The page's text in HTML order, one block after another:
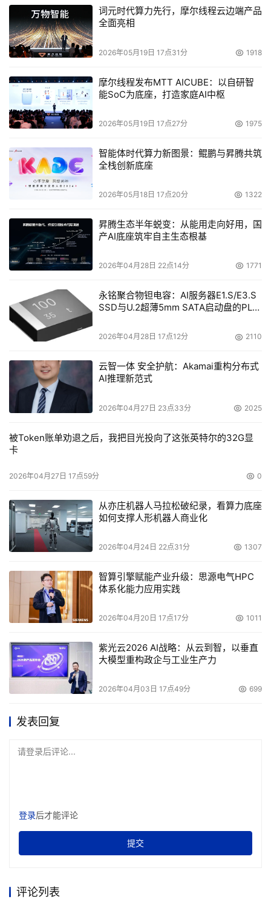
管理IT资源，最终达到IT与业务发展相一致的理想状态。HP
整合Novadigm和Consera软件技术的主要原因包括：
Novadigm在自动化变化管理软件市场已经建立起领先的优
势；整合后的解决方案能够涉及开发与应用平台、操作系统
和硬件供应商；这些技术是目前HP OpenView管理软件以
及根据HP IT服务管理参考模型发展起来的HP服务产品的有
益补充；自动化的管理能力与HP虚拟化解决方案相结合，
将能够为用户提供更高的IT效率、利用率和投资回报；此次
些，都是HP帮助用户获得更大灵活性的发展战略的关键因
素。
的价格收购Novadigm公司的流通股。对Novadigm和
Consera的收购还需要得到这两家公司的股东的同意以及符
合各种标准条件。
Consera公司的产品将在HP OpenView中获得，这些技术
将全面应用于HP的技术系统、客户解决方案和咨询与集成
服务。在收购全部完成之后，Novadigm和Consera的技术
本文来源于DOIT传媒，文章内容仅供参考，不构成投资建议。
词元时代算力先行，摩尔线程云边端产品
全面亮相
2026年05月19日 17点31分 1918
摩尔线程发布MTT AICUBE：以自研智
能SoC为底座，打造家庭AI中枢
2026年05月19日 17点27分 1975
智能体时代算力新图景：鲲鹏与昇腾共筑
全栈创新底座
2026年05月18日 17点20分 1322
昇腾生态半年蜕变：从能用走向好用，国
产AI底座筑牢自主生态根基
2026年04月28日 22点14分 1771
永铭聚合物钽电容：AI服务器E1.S/E3.S
SSD与U.2超薄5mm SATA启动盘的PLP
2026年04月28日 17点12分 2110
云智一体 安全护航：Akamai重构分布式
AI推理新范式
2026年04月27日 23点33分 2025
被Token账单劝退之后，我把目光投向了这张英特尔的32G显
卡
2026年04月27日 17点59分 0
从亦庄机器人马拉松破纪录，看算力底座
如何支撑人形机器人商业化
2026年04月24日 22点31分 1307
智算引擎赋能产业升级：思源电气HPC
体系化能力应用实践
2026年04月20日 17点17分 1011
紫光云2026 AI战略：从云到智，以垂直
大模型重构政企与工业生产力
2026年04月03日 17点49分 699
发表回复
请登录后评论...
登录后才能评论
提交
评论列表